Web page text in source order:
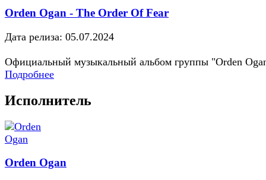
Orden Ogan - The Order Of Fear
Дата релиза: 05.07.2024
Официальный музыкальный альбом группы "Orden
Подробнее
Исполнитель
Orden Ogan